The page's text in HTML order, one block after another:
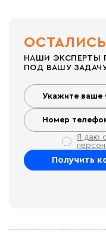
НАШИ ЭКСПЕРТЫ
ПОД ВАШУ
Я даю